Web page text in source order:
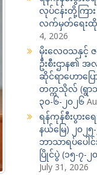
လုပ်ငန်းတို့ကြ
လက်မှတ်ရေးထို
4, 2026
မိုးလေဝသနှင့်
ဦးစီးဌာန၏
ဆိုင်ရာဟောပြေ
တက္ကသိုလ် (ရွာသ
၃၀-၆-၂၀၂၆
ရန်ကုန်စီးပွား
နယ်မြေ) ၂၀၂
ဘာသာရပ်ပေါ
ပြိုင်ပွဲ (၁၅-၇-
July 31, 2026